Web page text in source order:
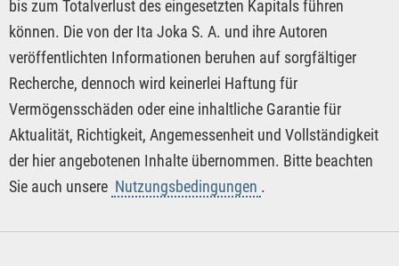
bis zum Totalverlust des eingesetzten Kapitals führen
können. Die von der Ita Joka S. A. und ihre Autoren
veröffentlichten Informationen beruhen auf sorgfältiger
Recherche, dennoch wird keinerlei Haftung für
Vermögensschäden oder eine inhaltliche Garantie für
Aktualität, Richtigkeit, Angemessenheit und Vollständigkeit
der hier angebotenen Inhalte übernommen. Bitte beachten
Sie auch unsere Nutzungsbedingungen .